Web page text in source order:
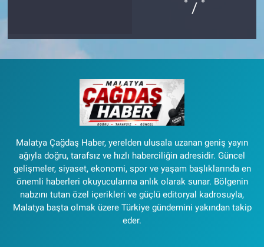
° / °
Malatya Çağdaş Haber, yerelden ulusala uzanan geniş yayın
ağıyla doğru, tarafsız ve hızlı haberciliğin adresidir. Güncel
gelişmeler, siyaset, ekonomi, spor ve yaşam başlıklarında en
önemli haberleri okuyucularına anlık olarak sunar. Bölgenin
nabzını tutan özel içerikleri ve güçlü editoryal kadrosuyla,
Malatya başta olmak üzere Türkiye gündemini yakından takip
eder.